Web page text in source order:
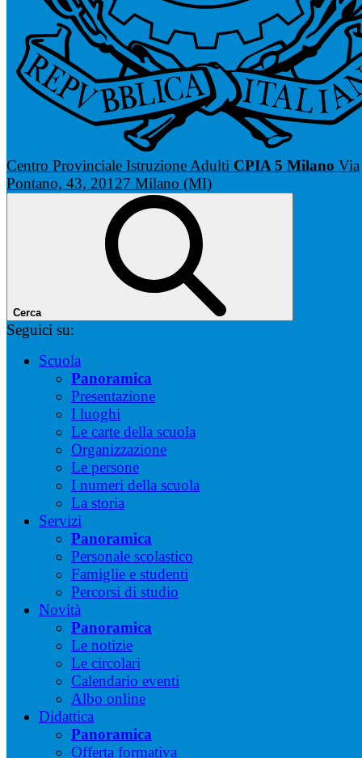
Centro Provinciale Istruzione Adulti CPIA 5 Milano Via
Pontano, 43, 20127 Milano (MI)
Cerca
Seguici su:
Scuola
Panoramica
Presentazione
I luoghi
Le carte della scuola
Organizzazione
Le persone
I numeri della scuola
La storia
Servizi
Panoramica
Personale scolastico
Famiglie e studenti
Percorsi di studio
Novità
Panoramica
Le notizie
Le circolari
Calendario eventi
Albo online
Didattica
Panoramica
Offerta formativa